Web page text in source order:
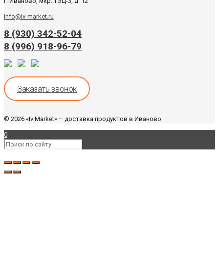
info@iv-market.ru
8 (930) 342-52-04
8 (996) 918-96-79
Заказать звонок
© 2026 «Iv Market» – доставка продуктов в Иваново
0